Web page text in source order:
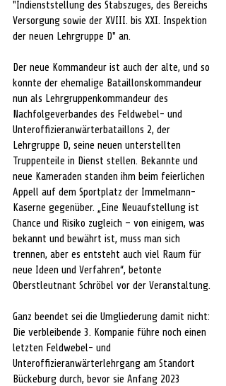
"Indienststellung des Stabszuges, des Bereichs
Versorgung sowie der XVIII. bis XXI. Inspektion
der neuen Lehrgruppe D" an.
Der neue Kommandeur ist auch der alte, und so
konnte der ehemalige Bataillonskommandeur
nun als Lehrgruppenkommandeur des
Nachfolgeverbandes des Feldwebel- und
Unteroffizieranwärterbataillons 2, der
Lehrgruppe D, seine neuen unterstellten
Truppenteile in Dienst stellen. Bekannte und
neue Kameraden standen ihm beim feierlichen
Appell auf dem Sportplatz der Immelmann-
Kaserne gegenüber. „Eine Neuaufstellung ist
Chance und Risiko zugleich – von einigem, was
bekannt und bewährt ist, muss man sich
trennen, aber es entsteht auch viel Raum für
neue Ideen und Verfahren“, betonte
Oberstleutnant Schröbel vor der Veranstaltung.
Ganz beendet sei die Umgliederung damit nicht:
Die verbleibende 3. Kompanie führe noch einen
letzten Feldwebel- und
Unteroffizieranwärterlehrgang am Standort
Bückeburg durch, bevor sie Anfang 2023